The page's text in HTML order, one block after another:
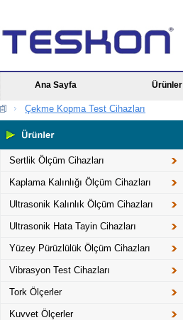
Ana Sayfa Ürünler
Çekme Kopma Test Cihazları
Sertlik Ölçüm Cihazları
Kaplama Kalınlığı Ölçüm Cihazları
Ultrasonik Kalınlık Ölçüm Cihazları
Ultrasonik Hata Tayin Cihazları
Yüzey Pürüzlülük Ölçüm Cihazları
Vibrasyon Test Cihazları
Tork Ölçerler
Kuvvet Ölçerler